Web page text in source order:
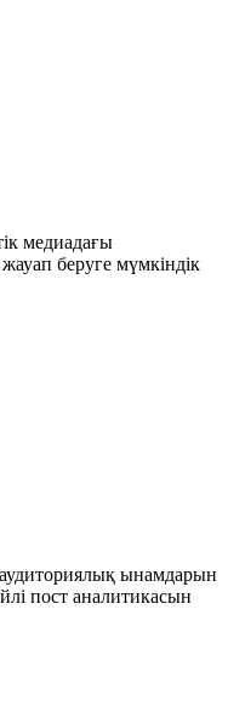
медиадағы
беруге мүмкіндік
аудиториялық ынамдарын
пост аналитикасын